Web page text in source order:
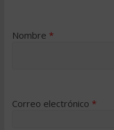
Nombre *
Correo electrónico *